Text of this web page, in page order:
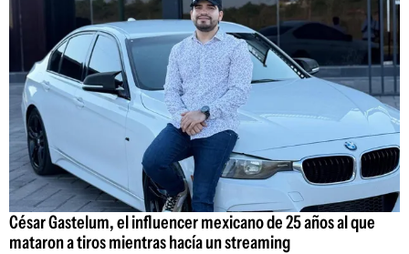
César Gastelum, el influencer mexicano de 25 años al que
mataron a tiros mientras hacía un streaming